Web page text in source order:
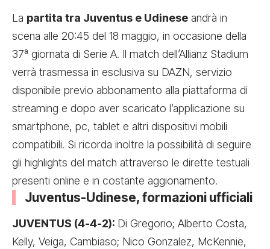
La partita tra Juventus e Udinese andrà in
scena alle 20:45 del 18 maggio, in occasione della
37ª giornata di Serie A. Il match dell’Allianz Stadium
verrà trasmessa in esclusiva su DAZN, servizio
disponibile previo abbonamento alla piattaforma di
streaming e dopo aver scaricato l’applicazione su
smartphone, pc, tablet e altri dispositivi mobili
compatibili. Si ricorda inoltre la possibilità di seguire
gli highlights del match attraverso le dirette testuali
presenti online e in costante aggionamento.
Juventus-Udinese, formazioni ufficiali
JUVENTUS (4-4-2): Di Gregorio; Alberto Costa,
Kelly, Veiga, Cambiaso; Nico Gonzalez, McKennie,